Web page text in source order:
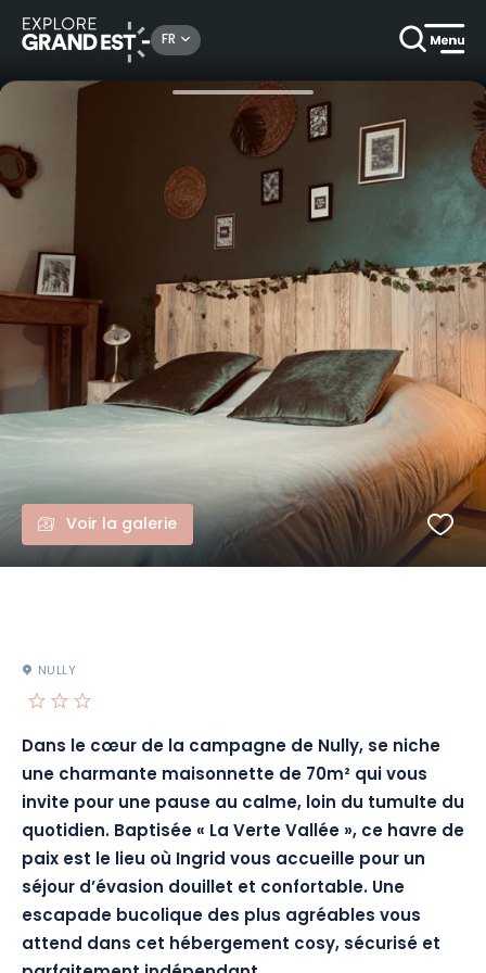
FR
Locations de vacances La Verte Vallée, gîte cosy à la campagne
Voir la galerie
NULLY
Dans le cœur de la campagne de Nully, se niche
une charmante maisonnette de 70m² qui vous
invite pour une pause au calme, loin du tumulte du
quotidien. Baptisée « La Verte Vallée », ce havre de
paix est le lieu où Ingrid vous accueille pour un
séjour d’évasion douillet et confortable. Une
escapade bucolique des plus agréables vous
attend dans cet hébergement cosy, sécurisé et